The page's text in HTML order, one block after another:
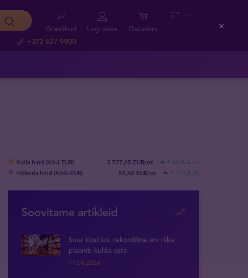
+372 627 9900
Graafikud Logi sisse Ostukorv
ET
Kulla hind (XAU-EUR) 3 727,65 EUR/oz + 25,80 EUR
Hõbeda hind (XAG-EUR) 55,60 EUR/oz + 1,91 EUR
Soovitame artikleid
Suur küsitlus: rekordiline arv riike
plaanib kulda osta
17.06.2026
Close